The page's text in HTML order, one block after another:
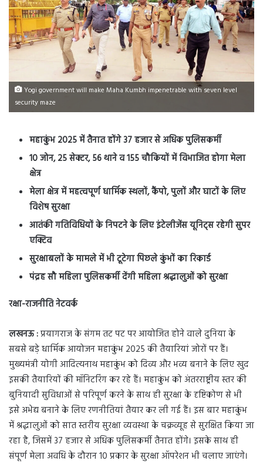
Yogi government will make Maha Kumbh impenetrable with seven level
security maze
महाकुंभ 2025 में तैनात होंगे 37 हजार से अधिक पुलिसकर्मी
10 जोन, 25 सेक्टर, 56 थाने व 155 चौकियों में विभाजित होगा मेला
क्षेत्र
मेला क्षेत्र में महत्वपूर्ण धार्मिक स्थलों, कैंपो, पुलों और घाटों के लिए
विशेष सुरक्षा
आतंकी गतिविधियों के निपटने के लिए इंटेलीजेंस यूनिट्स रहेगी सुपर
एक्टिव
सुरक्षाबलों के मामले में भी टूटेगा पिछले कुंभों का रिकार्ड
पंद्रह सौ महिला पुलिसकर्मी देंगी महिला श्रद्धालुओं को सुरक्षा
रक्षा-राजनीति नेटवर्क
लखनऊ :प्रयागराज के संगम तट पट पर आयोजित होने वाले दुनिया के
सबसे बड़े धार्मिक आयोजन महाकुंभ 2025 की तैयारियां जोरों पर हैं।
मुख्यमंत्री योगी आदित्यनाथ महाकुंभ को दिव्य और भव्य बनाने के लिए खुद
इसकी तैयारियों की मॉनिटरिंग कर रहे हैं। महाकुंभ को अंतरराष्ट्रीय स्तर की
बुनियादी सुविधाओं से परिपूर्ण करने के साथ ही सुरक्षा के दृष्टिकोण से भी
इसे अभेद्य बनाने के लिए रणनीतियां तैयार कर ली गई हैं। इस बार महाकुंभ
में श्रद्धालुओं को सात स्तरीय सुरक्षा व्यवस्था के चक्रव्यूह से सुरक्षित किया जा
रहा है, जिसमें 37 हजार से अधिक पुलिसकर्मी तैनात होंगे। इसके साथ ही
संपूर्ण मेला अवधि के दौरान 10 प्रकार के सुरक्षा ऑपरेशन भी चलाए जाएंगे।